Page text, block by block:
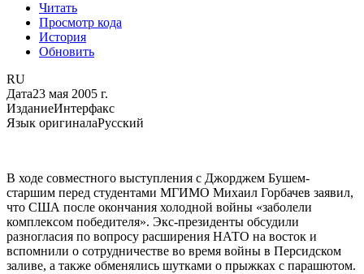
Читать
Просмотр кода
История
Обновить
RU
Дата23 мая 2005 г.
ИзданиеИнтерфакс
Язык оригиналаРусский
В ходе совместного выступления с Джорджем Бушем-
старшим перед студентами МГИМО Михаил Горбачев заявил,
что США после окончания холодной войны «заболели
комплексом победителя». Экс-президенты обсудили
разногласия по вопросу расширения НАТО на восток и
вспомнили о сотрудничестве во время войны в Персидском
заливе, а также обменялись шутками о прыжках с парашютом.